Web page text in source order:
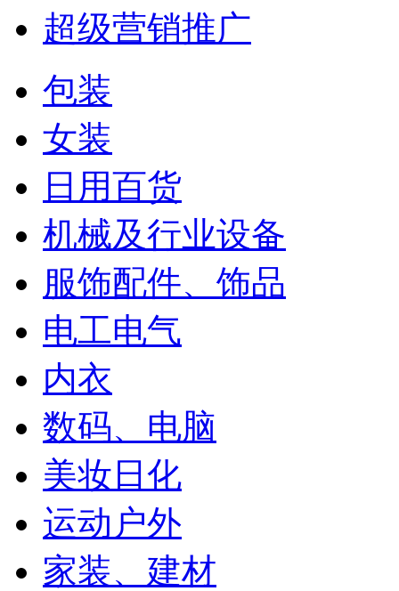
超级营销推广
包装
女装
日用百货
机械及行业设备
服饰配件、饰品
电工电气
内衣
数码、电脑
美妆日化
运动户外
家装、建材